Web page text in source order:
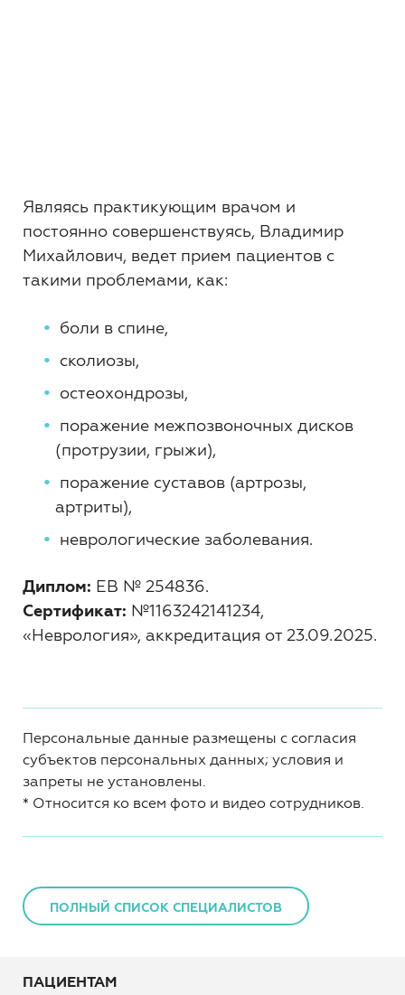
Являясь практикующим врачом и
постоянно совершенствуясь, Владимир
Михайлович, ведет прием пациентов с
такими проблемами, как:
боли в спине,
сколиозы,
остеохондрозы,
поражение межпозвоночных дисков
(протрузии, грыжи),
поражение суставов (артрозы,
артриты),
неврологические заболевания.
Диплом: ЕВ № 254836.
Сертификат: №1163242141234,
«Неврология», аккредитация от 23.09.2025.
Персональные данные размещены с согласия
субъектов персональных данных; условия и
запреты не установлены.
* Относится ко всем фото и видео сотрудников.
ПОЛНЫЙ СПИСОК СПЕЦИАЛИСТОВ
ПАЦИЕНТАМ